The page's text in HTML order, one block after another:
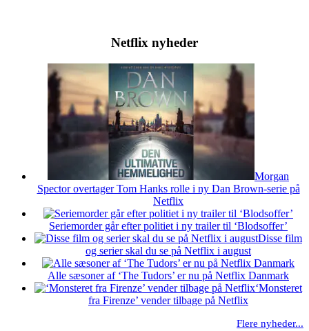
Netflix nyheder
Morgan
Spector overtager Tom Hanks rolle i ny Dan Brown-serie på
Netflix
Seriemorder går efter politiet i ny trailer til ‘Blodsoffer’
Disse film
og serier skal du se på Netflix i august
Alle sæsoner af ‘The Tudors’ er nu på Netflix Danmark
‘Monsteret
fra Firenze’ vender tilbage på Netflix
Flere nyheder...